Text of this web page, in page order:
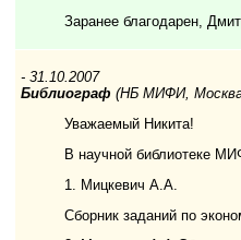
Заранее благодарен,
- 31.10.2007
Библиограф (НБ МИФИ,
Уважаемый Никита!
В научной библиотеке
1. Мицкевич А.А.
Сборник заданий по